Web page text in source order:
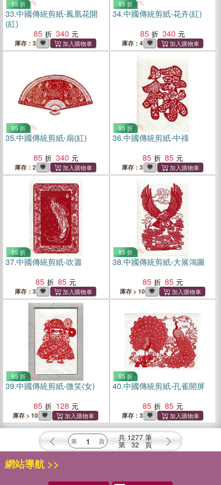
85 折
33.中國傳統剪紙-鳳凰花開
(紅)
85
340
庫存：3
85 折
34.中國傳統剪紙-花卉(紅)
85
340
庫存：4
85 折
35.中國傳統剪紙-扇(紅)
85
340
庫存：2
85 折
36.中國傳統剪紙-中祿
85
85
庫存：3
85 折
37.中國傳統剪紙-吹簫
85
85
庫存：3
85 折
38.中國傳統剪紙-大展鴻圖
85
85
庫存 > 10
85 折
39.中國傳統剪紙-微笑(女)
85
128
庫存 > 10
85 折
40.中國傳統剪紙-孔雀開屏
85
85
庫存：3
共 1277 筆
第 32 頁
網站導航 >>